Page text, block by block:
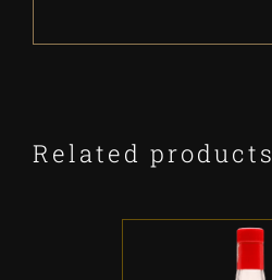
Related products